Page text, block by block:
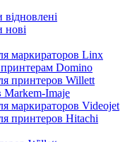
нові
маркираторов Linx
Domino
принтеров Willett
Markem-Imaje
маркираторов Videojet
принтеров Hitachi